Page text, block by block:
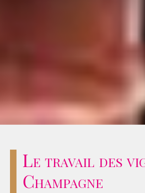
Le travail des
Champagne